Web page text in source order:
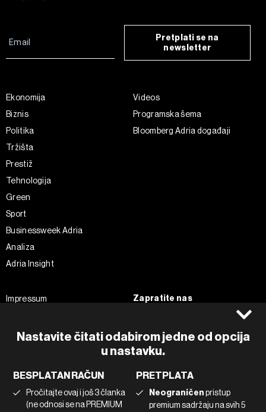
Nastavite čitati odabirom jedne od opcija
u nastavku.
BESPLATAN RAČUN
Pročitajte ovaj i još 3 članka
(ne odnosi se na PREMIUM
PRETPLATA
Neograničenpristup
premium sadržaju na svih 5
Pretplati se na
newsletter
Ekonomija
Biznis
Politika
Tržišta
Prestiž
Tehnologija
Green
Sport
Businessweek Adria
Analiza
Adria Insight
Videos
Programska šema
Bloomberg Adria događaji
Impressum
Pravila privatnosti
Korištenje umjetne inteligencije
Zapratite nas
Instagram
Twitter
Tiktok